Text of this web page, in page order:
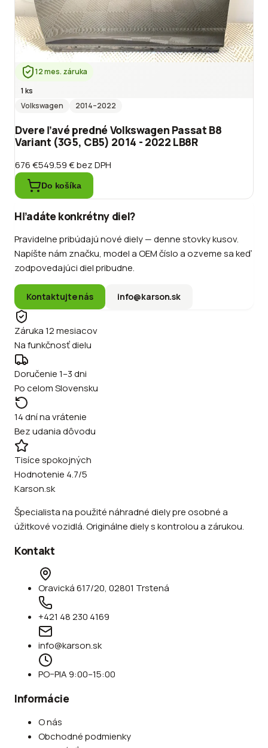
12 mes. záruka
1 ks
Volkswagen
2014–2022
Dvere ľavé predné Volkswagen Passat B8
Variant (3G5, CB5) 2014 - 2022 LB8R
676 €549.59 €bez DPH
Do košíka
Hľadáte konkrétny diel?
Pravidelne pribúdajú nové diely — denne stovky kusov.
Napíšte nám značku, model a OEM číslo a ozveme sa keď
zodpovedajúci diel pribudne.
Kontaktujte nás info@karson.sk
Záruka 12 mesiacov
Na funkčnosť dielu
Doručenie 1–3 dni
Po celom Slovensku
14 dní na vrátenie
Bez udania dôvodu
Tisíce spokojných
Hodnotenie 4.7/5
Karson.sk
Špecialista na použité náhradné diely pre osobné a
úžitkové vozidlá. Originálne diely s kontrolou a zárukou.
Kontakt
Oravická 617/20, 02801 Trstená
+421 48 230 4169
info@karson.sk
PO–PIA 9:00–15:00
Informácie
O nás
Obchodné podmienky